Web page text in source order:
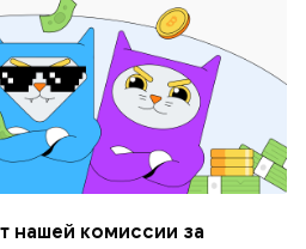
нашей комиссии за